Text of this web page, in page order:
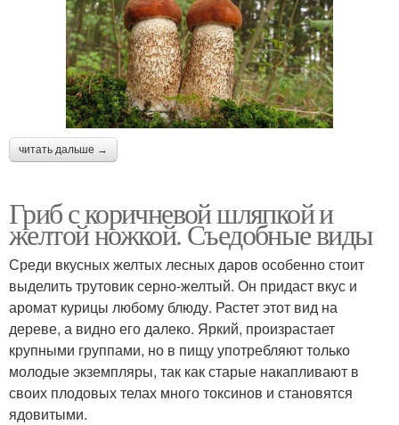
читать дальше →
Гриб с коричневой шляпкой и
желтой ножкой. Съедобные виды
Среди вкусных желтых лесных даров особенно стоит
выделить трутовик серно-желтый. Он придаст вкус и
аромат курицы любому блюду. Растет этот вид на
дереве, а видно его далеко. Яркий, произрастает
крупными группами, но в пищу употребляют только
молодые экземпляры, так как старые накапливают в
своих плодовых телах много токсинов и становятся
ядовитыми.